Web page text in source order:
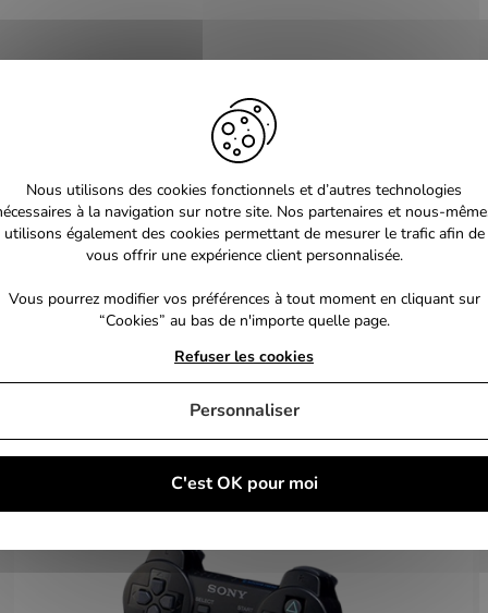
Nous utilisons des cookies fonctionnels et d’autres technologies
à la navigation sur notre site. Nos partenaires et nous-
utilisons également des cookies permettant de mesurer le trafic afin de
vous offrir une expérience client personnalisée.
Vous pourrez modifier vos préférences à tout moment en cliquant sur
“Cookies” au bas de n'importe quelle page.
C'est OK pour moi
Refuser les cookies
Personnaliser